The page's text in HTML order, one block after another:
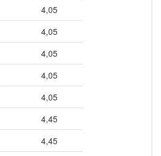
4,05
4,05
4,05
4,05
4,05
4,45
4,45